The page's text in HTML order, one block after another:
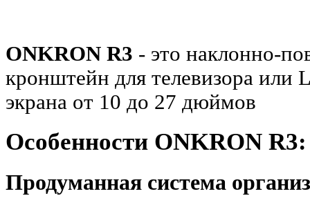
ONKRON R3 - это наклонно-
кронштейн для телевизора или
экрана от 10 до 27 дюймов
Особенности ONKRON R3:
Продуманная система